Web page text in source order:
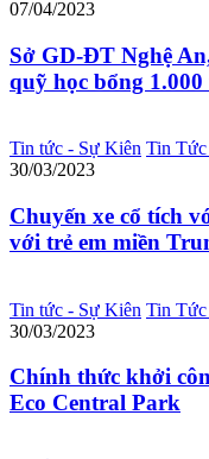
07/04/2023
Sở GD-ĐT Nghệ
quỹ học bổng
Tin tức - Sự Kiên Tin
30/03/2023
Chuyến xe cổ tích
với trẻ em miền
Tin tức - Sự Kiên Tin
30/03/2023
Chính thức khởi
Eco Central Park